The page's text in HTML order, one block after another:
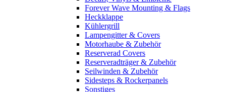
Forever Wave Mounting & Flags
Heckklappe
Kühlergrill
Lampengitter & Covers
Motorhaube & Zubehör
Reserverad Covers
Reserveradträger & Zubehör
Seilwinden & Zubehör
Sidesteps & Rockerpanels
Sonstiges